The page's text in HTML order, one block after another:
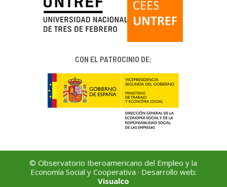
CON EL PATROCINIO DE:
© Observatorio Iberoamericano del Empleo y la
Economía Social y Cooperativa · Desarrollo web:
Visualco